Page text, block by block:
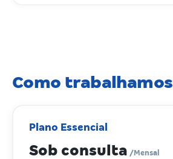
Como trabalhamos
Plano Essencial
Sob consulta /Mensal